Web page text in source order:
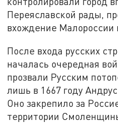
Переяславской рады,
вхождение Малороссии
После входа русских
началась очередная
прозвали Русским
лишь в 1667 году
Оно закрепило за
территории